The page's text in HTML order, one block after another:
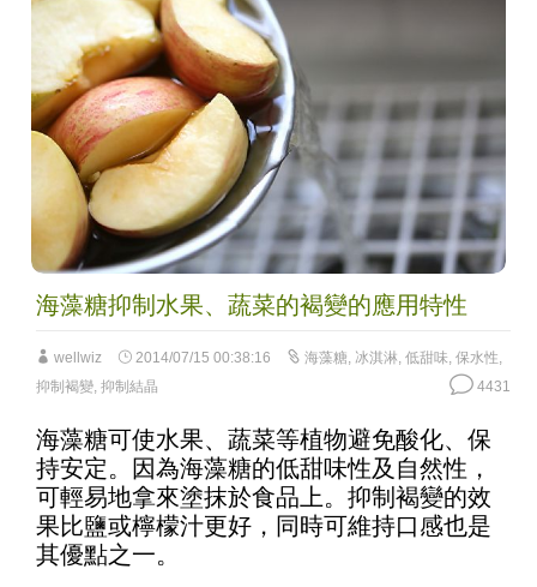
海藻糖抑制水果、蔬菜的褐變的應用特性
wellwiz 2014/07/15 00:38:16 海藻糖 冰淇淋 低甜味 保水性
抑制褐變, 抑制結晶 4431
海藻糖可使水果、蔬菜等植物避免酸化、保
持安定。因為海藻糖的低甜味性及自然性，
可輕易地拿來塗抹於食品上。抑制褐變的效
果比鹽或檸檬汁更好，同時可維持口感也是
其優點之一。